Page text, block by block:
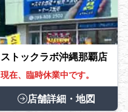
ストックラボ沖縄那覇店
現在、臨時休業中です。
店舗詳細・地図